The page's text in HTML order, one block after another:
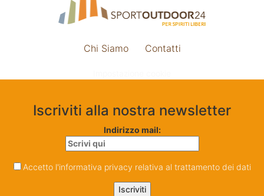
Chi Siamo Contatti
Iscriviti alla nostra newsletter
Indirizzo mail:
Accetto l'informativa privacy relativa al trattamento dei dati